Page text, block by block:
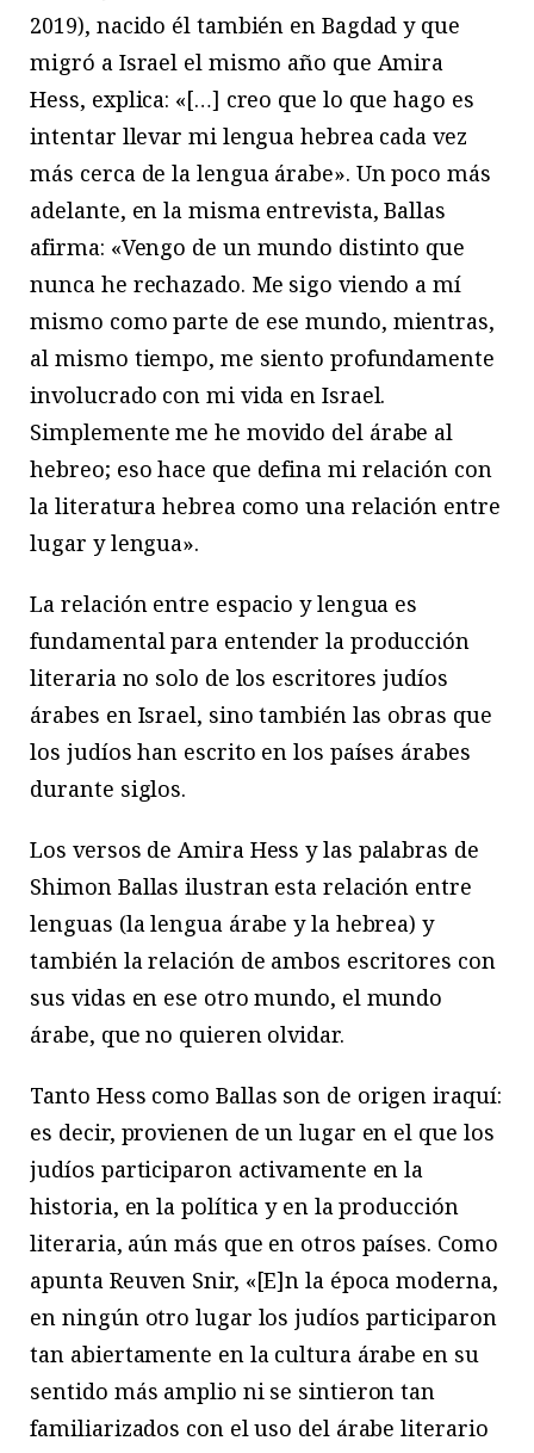
2019), nacido él también en Bagdad y que
migró a Israel el mismo año que Amira
Hess, explica: «[…] creo que lo que hago es
intentar llevar mi lengua hebrea cada vez
más cerca de la lengua árabe». Un poco más
adelante, en la misma entrevista, Ballas
afirma: «Vengo de un mundo distinto que
nunca he rechazado. Me sigo viendo a mí
mismo como parte de ese mundo, mientras,
al mismo tiempo, me siento profundamente
involucrado con mi vida en Israel.
Simplemente me he movido del árabe al
hebreo; eso hace que defina mi relación con
la literatura hebrea como una relación entre
lugar y lengua».
La relación entre espacio y lengua es
fundamental para entender la producción
literaria no solo de los escritores judíos
árabes en Israel, sino también las obras que
los judíos han escrito en los países árabes
durante siglos.
Los versos de Amira Hess y las palabras de
Shimon Ballas ilustran esta relación entre
lenguas (la lengua árabe y la hebrea) y
también la relación de ambos escritores con
sus vidas en ese otro mundo, el mundo
árabe, que no quieren olvidar.
Tanto Hess como Ballas son de origen iraquí:
es decir, provienen de un lugar en el que los
judíos participaron activamente en la
historia, en la política y en la producción
literaria, aún más que en otros países. Como
apunta Reuven Snir, «[E]n la época moderna,
en ningún otro lugar los judíos participaron
tan abiertamente en la cultura árabe en su
sentido más amplio ni se sintieron tan
familiarizados con el uso del árabe literario